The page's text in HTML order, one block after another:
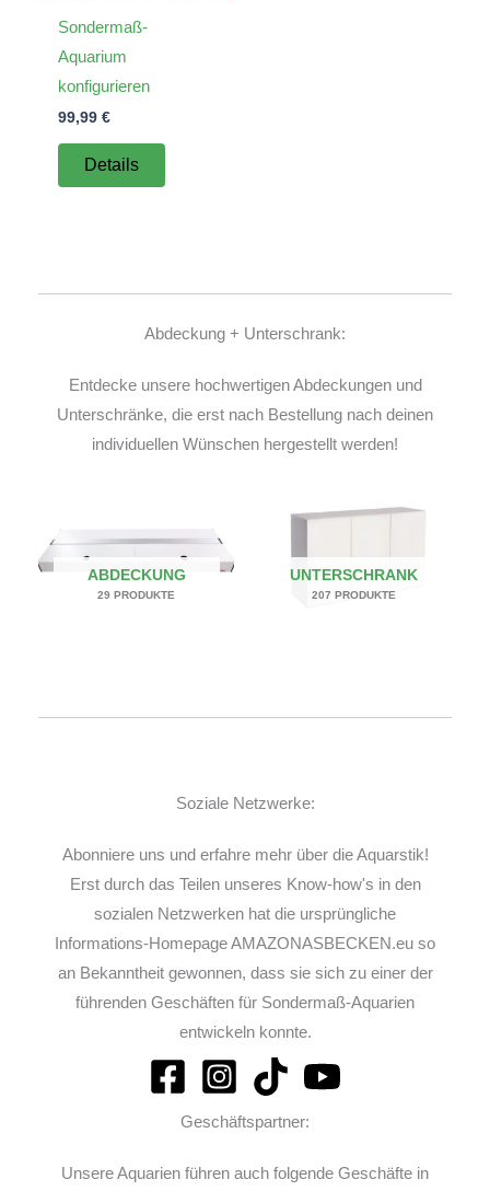
Sondermaß-
Aquarium
konfigurieren
99,99 €
Details
Abdeckung + Unterschrank:
Entdecke unsere hochwertigen Abdeckungen und
Unterschränke, die erst nach Bestellung nach deinen
individuellen Wünschen hergestellt werden!
ABDECKUNG
29 PRODUKTE
UNTERSCHRANK
207 PRODUKTE
Soziale Netzwerke:
Abonniere uns und erfahre mehr über die Aquarstik!
Erst durch das Teilen unseres Know-how's in den
sozialen Netzwerken hat die ursprüngliche
Informations-Homepage AMAZONASBECKEN.eu so
an Bekanntheit gewonnen, dass sie sich zu einer der
führenden Geschäften für Sondermaß-Aquarien
entwickeln konnte.
Geschäftspartner:
Unsere Aquarien führen auch folgende Geschäfte in